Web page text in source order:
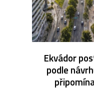
Ekvádor
podle